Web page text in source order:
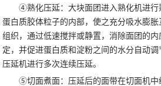
④熟化压延：大块面团进入熟化机进行
蛋白质胶体粒子的内部，使之充分吸水膨
组织，通过低速搅拌或静置，消除面团的
定，并促进蛋白质和淀粉之间的水分自动
压延机进行多次连续压延。
⑤切面煮面：压延后的面带在切面机中